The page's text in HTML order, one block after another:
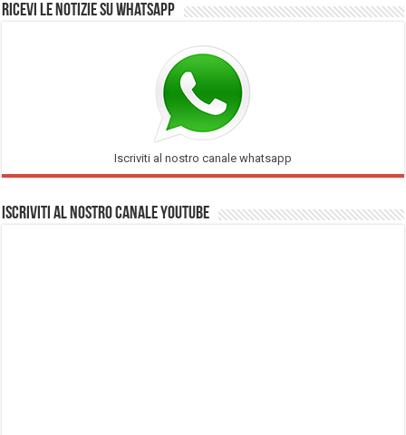
Ricevi le notizie su Whatsapp
Iscriviti al nostro canale whatsapp
Iscriviti al nostro Canale Youtube